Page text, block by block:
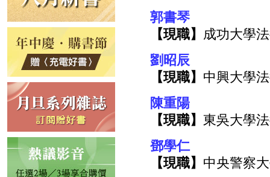
郭書琴
【現職】 成功大學
劉昭辰
【現職】 中興大學
陳重陽
【現職】 東吳大學
鄧學仁
【現職】 中央警察